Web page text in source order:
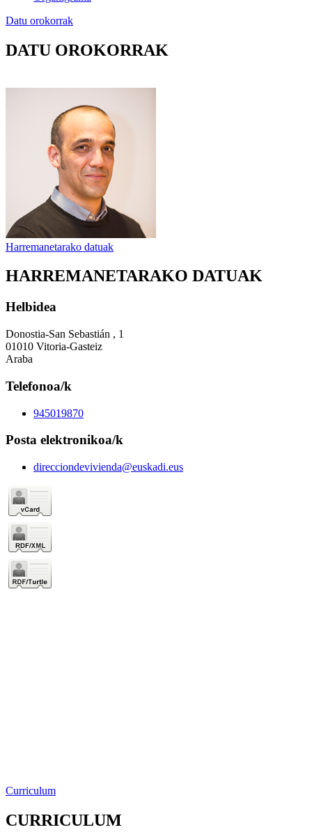
Datu orokorrak
DATU OROKORRAK
Harremanetarako datuak
HARREMANETARAKO DATUAK
Helbidea
Donostia-San Sebastián , 1
01010 Vitoria-Gasteiz
Araba
Telefonoa/k
945019870
Posta elektronikoa/k
direcciondevivienda@euskadi.eus
Curriculum
CURRICULUM